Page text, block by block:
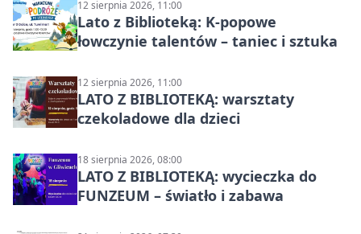
12 sierpnia 2026, 11:00
Lato z Biblioteką: K-popowe
łowczynie talentów – taniec i sztuka
12 sierpnia 2026, 11:00
LATO Z BIBLIOTEKĄ: warsztaty
czekoladowe dla dzieci
18 sierpnia 2026, 08:00
LATO Z BIBLIOTEKĄ: wycieczka do
FUNZEUM – światło i zabawa